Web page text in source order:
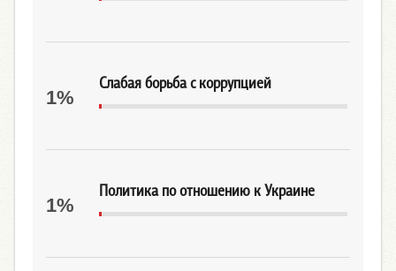
Слабая борьба с коррупцией
1%
Политика по отношению к Украине
1%